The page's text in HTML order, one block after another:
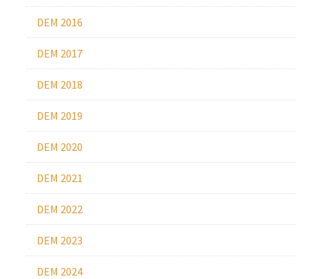
DEM 2016
DEM 2017
DEM 2018
DEM 2019
DEM 2020
DEM 2021
DEM 2022
DEM 2023
DEM 2024